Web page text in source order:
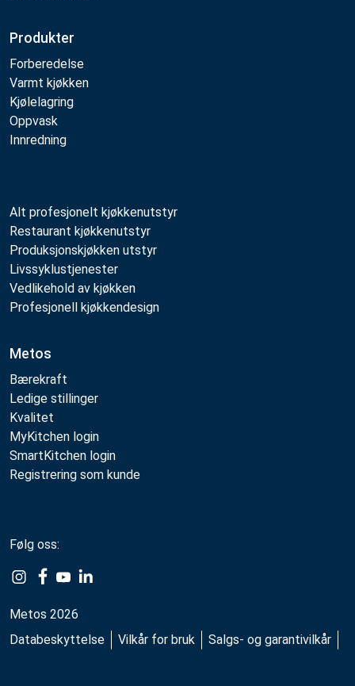
Produkter
Forberedelse
Varmt kjøkken
Kjølelagring
Oppvask
Innredning
Alt profesjonelt kjøkkenutstyr
Restaurant kjøkkenutstyr
Produksjonskjøkken utstyr
Livssyklustjenester
Vedlikehold av kjøkken
Profesjonell kjøkkendesign
Metos
Bærekraft
Ledige stillinger
Kvalitet
MyKitchen login
SmartKitchen login
Registrering som kunde
Metos 2026
Databeskyttelse
Vilkår for bruk Salgs- og garantivilkår
Følg oss:
Example
ExampleExampleExample